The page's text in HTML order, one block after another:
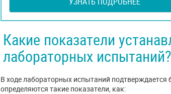
Какие показатели
лабораторных испытаний?
В ходе лабораторных испытаний подтверждается
определяются такие показатели, как: